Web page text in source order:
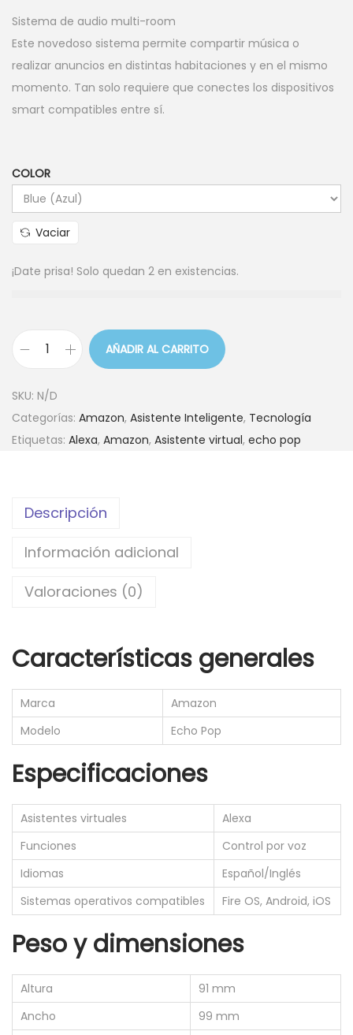
n
a
l
e
r
$
4
0
l
e
s
:
$
,
0
Sistema de audio multi-room
Este novedoso sistema permite compartir música o
realizar anuncios en distintas habitaciones y en el mismo
momento. Tan solo requiere que conectes los dispositivos
smart compatibles entre sí.
COLOR
Vaciar
¡Date prisa! Solo quedan 2 en existencias.
a
z
o
c
o
o
A
s
i
s
e
n
t
e
i
r
u
a
l
A
AÑADIR AL CARRITO
SKU: N/D
Categorías: Amazon, Asistente Inteligente, Tecnología
Etiquetas: Alexa, Amazon, Asistente virtual, echo pop
Descripción
Información adicional
Valoraciones (0)
Características generales
Marca
Amazon
Modelo
Echo Pop
Especificaciones
Asistentes virtuales
Alexa
Funciones
Control por voz
Idiomas
Español/Inglés
Sistemas operativos compatibles
Fire OS, Android, iOS
Peso y dimensiones
Altura
91 mm
Ancho
99 mm